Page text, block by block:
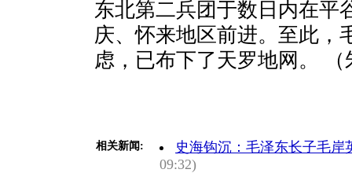
东北第二兵团于数日内在平
庆、怀来地区前进。至此，
虑，已布下了天罗地网。 （
相关新闻:
史海钩沉：毛泽东长子毛岸
09:32)